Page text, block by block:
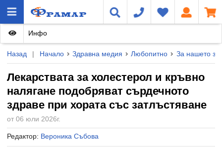
Назад | Начало Здравна медия Любопитно За нашето
Лекарствата за холестерол и кръвно
налягане подобряват сърдечното
здраве при хората със затлъстяване
от 06 юли 2026г.
Редактор: Вероника Събова
Инфо